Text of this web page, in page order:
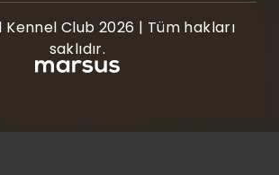
Club 2026 | Tüm hakları
saklıdır.